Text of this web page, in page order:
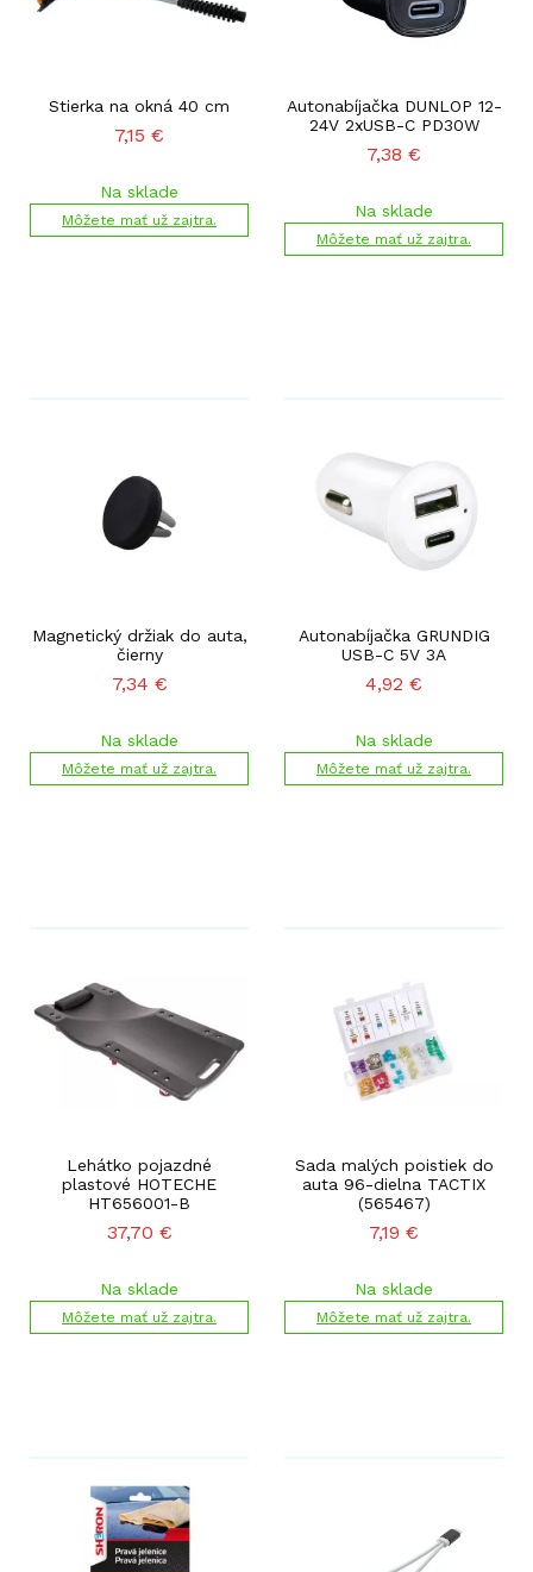
Stierka na okná 40 cm
7,15 €
Na sklade
Môžete mať už zajtra.
Autonabíjačka DUNLOP 12-
24V 2xUSB-C PD30W
7,38 €
Na sklade
Môžete mať už zajtra.
Magnetický držiak do auta,
čierny
7,34 €
Na sklade
Môžete mať už zajtra.
Autonabíjačka GRUNDIG
USB-C 5V 3A
4,92 €
Na sklade
Môžete mať už zajtra.
Lehátko pojazdné
plastové HOTECHE
HT656001-B
37,70 €
Na sklade
Môžete mať už zajtra.
Sada malých poistiek do
auta 96-dielna TACTIX
(565467)
7,19 €
Na sklade
Môžete mať už zajtra.